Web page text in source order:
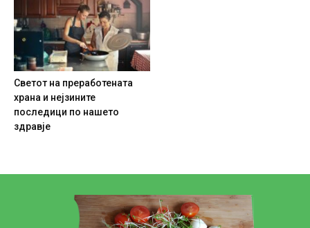
Светот на преработената
храна и нејзините
последици по нашето
здравје